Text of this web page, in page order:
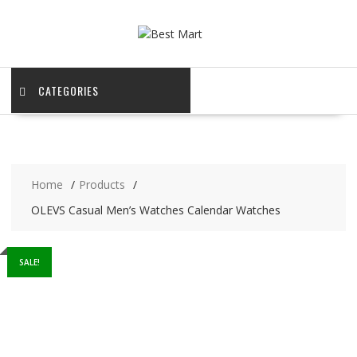
CATEGORIES
Home
Products
OLEVS Casual Men’s Watches Calendar Watches
SALE!